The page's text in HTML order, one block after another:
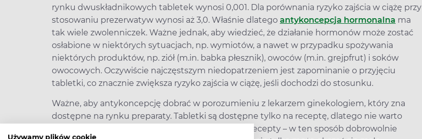
Używamy plików cookie
rynku dwuskładnikowych tabletek wynosi 0,001. Dla porównania ryzyko zajścia w ciążę przy
stosowaniu prezerwatyw wynosi aż 3,0. Właśnie dlatego antykoncepcja hormonalna ma
tak wiele zwolenniczek. Ważne jednak, aby wiedzieć, że działanie hormonów może zostać
osłabione w niektórych sytuacjach, np. wymiotów, a nawet w przypadku spożywania
niektórych produktów, np. ziół (m.in. babka płesznik), owoców (m.in. grejpfrut) i soków
owocowych. Oczywiście najczęstszym niedopatrzeniem jest zapominanie o przyjęciu
tabletki, co znacznie zwiększa ryzyko zajścia w ciążę, jeśli dochodzi do stosunku.
Ważne, aby antykoncepcję dobrać w porozumieniu z lekarzem ginekologiem, który zna
dostępne na rynku preparaty. Tabletki są dostępne tylko na receptę, dlatego nie warto
korzystać z internetowych ogłoszeń pigułek bez recepty – w ten sposób dobrowolnie